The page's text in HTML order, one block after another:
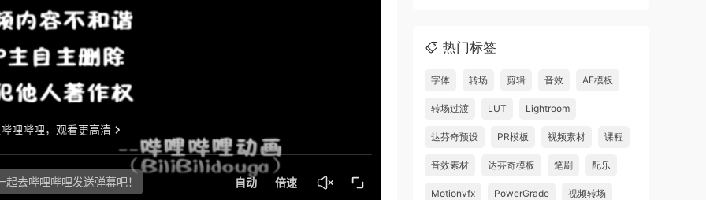
热门标签
字体 转场 剪辑 音效 AE模板
转场过渡 LUT Lightroom
达芬奇预设 PR模板 视频素材 课程
音效素材 达芬奇模板 笔刷 配乐
Motionvfx PowerGrade 视频转场